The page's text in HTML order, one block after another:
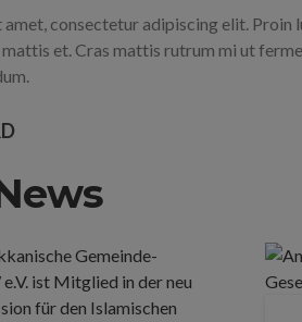
consectetur adipiscing elit. Proin
et. Cras mattis rutrum mi ut